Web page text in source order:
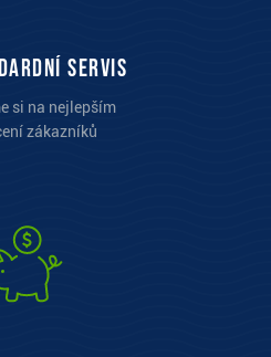
servis
si na nejlepším
zákazníků